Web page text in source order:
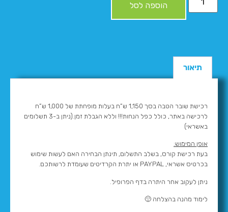
הוספה לסל
תיאור
רכישת שובר הטבה בסך 1,150 ש”ח בעלות מופחתת של 1,000 ש”ח
לרכישה באתר, כולל כפל הנחות!!! וללא הגבלת זמן.(ניתן ב-3 תשלומים
באשראי)
אופן המימוש:
בעת רכישת קורס, בשלב התשלום, תינתן הבחירה האם לעשות שימוש
בכרטיס אשראי, PAYPAL או יתרת הקרדיטים שעומדת לרשותכם.
ניתן לעקוב אחר היתרה בדף הפרופיל.
לימוד מהנה בהצלחה 🙂